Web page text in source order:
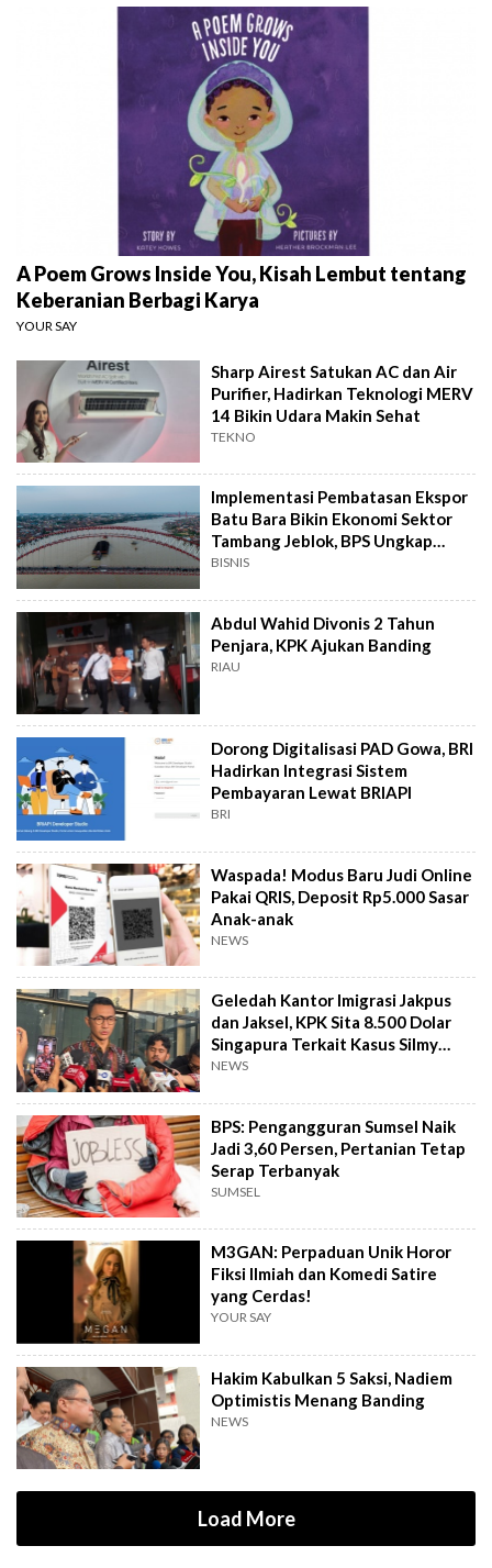
A Poem Grows Inside You, Kisah Lembut tentang
Keberanian Berbagi Karya
YOUR SAY
Sharp Airest Satukan AC dan Air
Purifier, Hadirkan Teknologi MERV
14 Bikin Udara Makin Sehat
TEKNO
Implementasi Pembatasan Ekspor
Batu Bara Bikin Ekonomi Sektor
Tambang Jeblok, BPS Ungkap
Angkanya
BISNIS
Abdul Wahid Divonis 2 Tahun
Penjara, KPK Ajukan Banding
RIAU
Dorong Digitalisasi PAD Gowa, BRI
Hadirkan Integrasi Sistem
Pembayaran Lewat BRIAPI
BRI
Waspada! Modus Baru Judi Online
Pakai QRIS, Deposit Rp5.000 Sasar
Anak-anak
NEWS
Geledah Kantor Imigrasi Jakpus
dan Jaksel, KPK Sita 8.500 Dolar
Singapura Terkait Kasus Silmy
Karim
NEWS
BPS: Pengangguran Sumsel Naik
Jadi 3,60 Persen, Pertanian Tetap
Serap Terbanyak
SUMSEL
M3GAN: Perpaduan Unik Horor
Fiksi Ilmiah dan Komedi Satire
yang Cerdas!
YOUR SAY
Hakim Kabulkan 5 Saksi, Nadiem
Optimistis Menang Banding
NEWS
Load More